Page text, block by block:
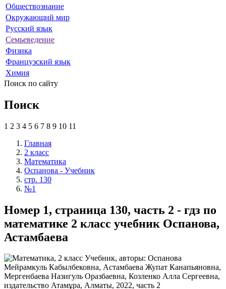
Обществознание
Окружающий мир
Русский язык
Семьеведение
Физика
Французский язык
Химия
Поиск по сайту
Поиск
1 2 3 4 5 6 7 8 9 10 11
Главная
2 класс
Математика
Оспанова - Учебник
стр. 130
№1
Номер 1, страница 130, часть 2 - гдз по
математике 2 класс учебник Оспанова,
Астамбаева